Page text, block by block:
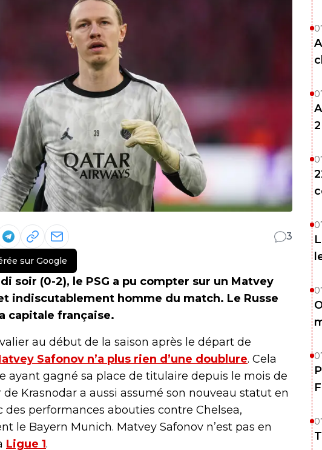
3
sur Google
soir (0-2), le PSG a pu compter sur un Matvey
indiscutablement homme du match. Le Russe
capitale française.
au début de la saison après le départ de
Safonov n’a plus rien d’une doublure. Cela
ayant gagné sa place de titulaire depuis le mois de
de Krasnodar a aussi assumé son nouveau statut en
des performances abouties contre Chelsea,
le Bayern Munich. Matvey Safonov n’est pas en
Ligue 1.